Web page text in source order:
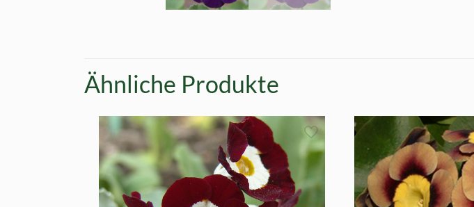
Ähnliche Produkte